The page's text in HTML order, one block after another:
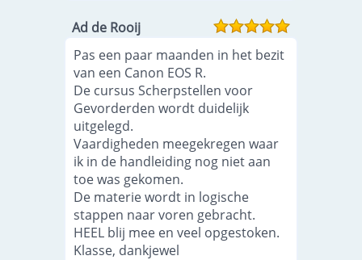
Ad de Rooij
Pas een paar maanden in het bezit
van een Canon EOS R.
De cursus Scherpstellen voor
Gevorderden wordt duidelijk
uitgelegd.
Vaardigheden meegekregen waar
ik in de handleiding nog niet aan
toe was gekomen.
De materie wordt in logische
stappen naar voren gebracht.
HEEL blij mee en veel opgestoken.
Klasse, dankjewel